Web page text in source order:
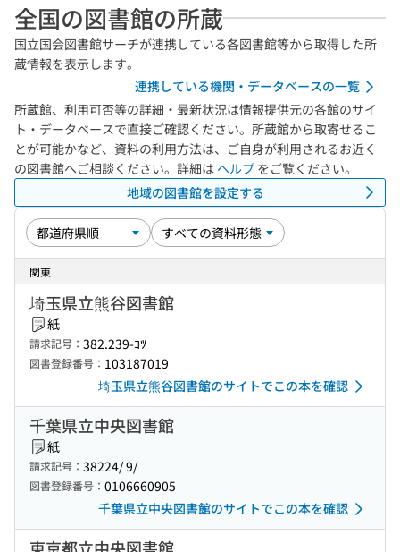
全国の図書館の所蔵
国立国会図書館サーチが連携している各図書館等から取得した所
蔵情報を表示します。
連携している機関・データベースの一覧
所蔵館、利用可否等の詳細・最新状況は情報提供元の各館のサイ
ト・データベースで直接ご確認ください。所蔵館から取寄せるこ
とが可能かなど、資料の利用方法は、ご自身が利用されるお近く
の図書館へご相談ください。詳細は ヘルプ をご覧ください。
地域の図書館を設定する
関東
埼玉県立熊谷図書館
紙
請求記号： 382.239-ｺﾂ
図書登録番号： 103187019
埼玉県立熊谷図書館のサイトでこの本を確認
千葉県立中央図書館
紙
請求記号： 38224/ 9/
図書登録番号： 0106660905
千葉県立中央図書館のサイトでこの本を確認